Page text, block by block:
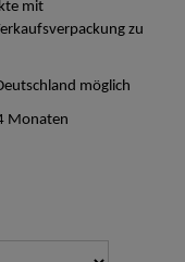
mit
zu
möglich
Monaten